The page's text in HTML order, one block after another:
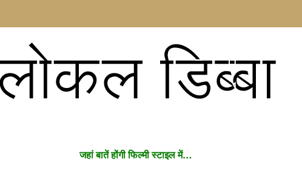
डिब्बा
जहां बातें होंगी फिल्मी स्टाइल में…